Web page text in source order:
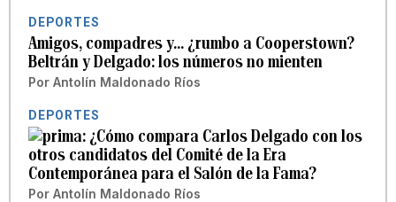
DEPORTES
Amigos, compadres y… ¿rumbo a Cooperstown?
Beltrán y Delgado: los números no mienten
Por Antolín Maldonado Ríos
DEPORTES
¿Cómo compara Carlos Delgado con los
otros candidatos del Comité de la Era
Contemporánea para el Salón de la Fama?
Por Antolín Maldonado Ríos